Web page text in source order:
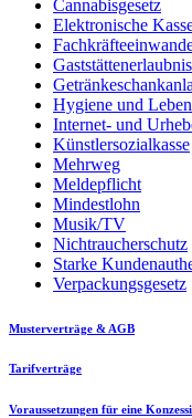
Cannabisgesetz
Elektronische
Gaststättenerlaubnis
Hygiene und
Internet- und
Künstlersozialkasse
Mehrweg
Meldepflicht
Mindestlohn
Musik/TV
Nichtraucherschutz
Starke
Verpackungsgesetz
Musterverträge & AGB
Tarifverträge
Voraussetzungen für eine